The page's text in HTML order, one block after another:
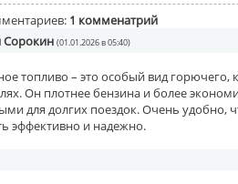
1 комменатрий
(01.01.2026 в 05:40)
топливо – это особый вид горючего,
Он плотнее бензина и более
для долгих поездок. Очень удобно,
эффективно и надежно.